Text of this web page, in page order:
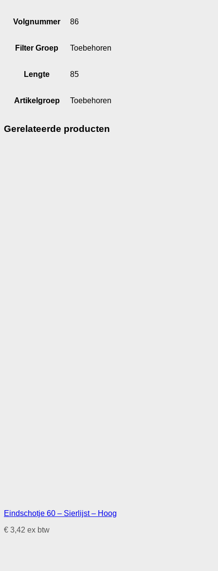
Volgnummer 86
Filter Groep Toebehoren
Lengte 85
Artikelgroep Toebehoren
Gerelateerde producten
Eindschotje 60 – Sierlijst – Hoog
€ 3,42 ex btw